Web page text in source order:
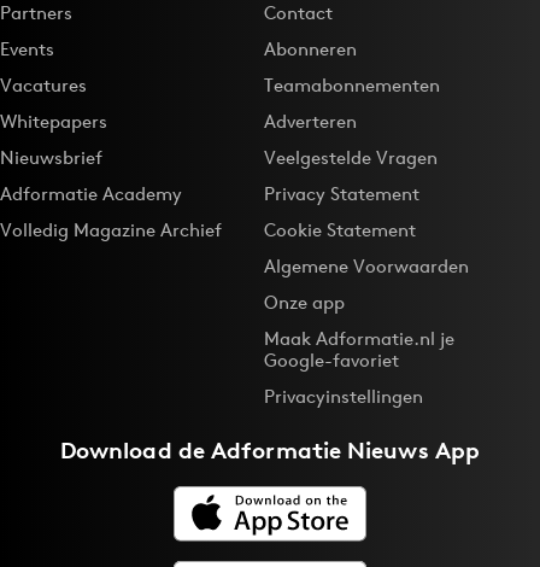
Artificial Intelligence
Bureaus
Campagnes
Carriere
Contentmarketing
Craft
Customer Experience
Gedragsverandering
Influencer marketing
Partners
Events
Vacatures
Whitepapers
Nieuwsbrief
Adformatie Academy
Volledig Magazine Archief
Contact
Abonneren
Teamabonnementen
Adverteren
Veelgestelde Vragen
Privacy Statement
Cookie Statement
Algemene Voorwaarden
Onze app
Maak Adformatie.nl je
Google-favoriet
Privacyinstellingen
Download deAdformatie Nieuws App